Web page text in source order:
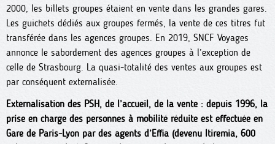
2000, les billets groupes étaient en vente dans les grandes gares.
Les guichets dédiés aux groupes fermés, la vente de ces titres fut
transférée dans les agences groupes. En 2019, SNCF Voyages
annonce le sabordement des agences groupes à l’exception de
celle de Strasbourg. La quasi-totalité des ventes aux groupes est
par conséquent externalisée.
Externalisation des PSH, de l’accueil, de la vente : depuis 1996, la
prise en charge des personnes à mobilité réduite est effectuée en
Gare de Paris-Lyon par des agents d’Effia (devenu Itiremia, 600